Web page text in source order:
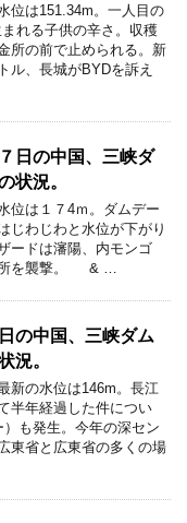
位は151.34m。一人目の
れる子供の辛さ。収穫
所の前で止められる。新
ル、長城がBYDを訴え
日の中国、三峡ダ
状況。
位は１７4ｍ。ダムデー
じわじわと水位が下がり
ードは瀋陽、内モンゴ
所を襲撃。 & …
の中国、三峡ダム
況。
新の水位は146m。長江
半年経過した件につい
も発生。今年の深セン
東省と広東省の多くの場